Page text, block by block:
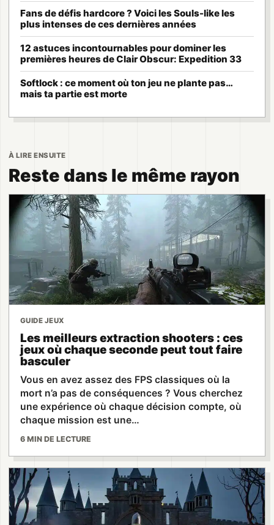
Fans de défis hardcore ? Voici les Souls-like les
plus intenses de ces dernières années
12 astuces incontournables pour dominer les
premières heures de Clair Obscur: Expedition 33
Softlock : ce moment où ton jeu ne plante pas…
mais ta partie est morte
À LIRE ENSUITE
Reste dans le même rayon
GUIDE JEUX
Les meilleurs extraction shooters : ces
jeux où chaque seconde peut tout faire
basculer
Vous en avez assez des FPS classiques où la
mort n’a pas de conséquences ? Vous cherchez
une expérience où chaque décision compte, où
chaque mission est une…
6 MIN DE LECTURE